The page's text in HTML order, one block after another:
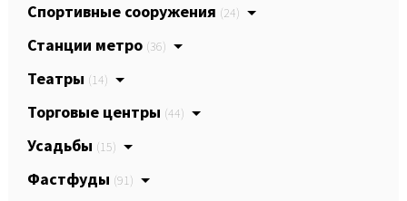
Спортивные сооружения (24)
Станции метро (36)
Театры (14)
Торговые центры (44)
Усадьбы (15)
Фастфуды (91)